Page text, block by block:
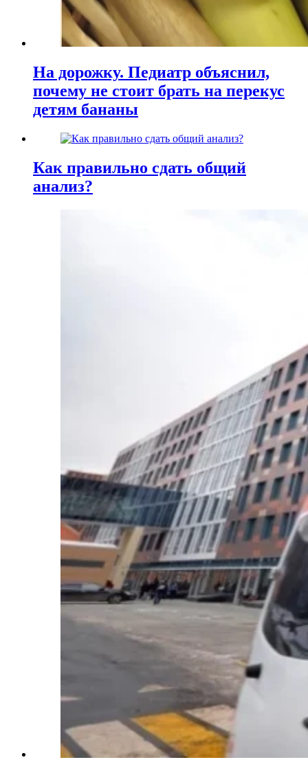
На дорожку. Педиатр объяснил,
почему не стоит брать на перекус
детям бананы
Как правильно сдать общий
анализ?